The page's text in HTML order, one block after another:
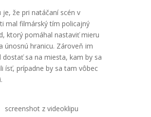
je, že pri natáčaní scén v
mal filmárský tím policajný
ktorý pomáhal nastaviť mieru
únosnú hranicu. Zároveň im
sa na miesta, kam by sa
ísť, prípadne by sa tam vôbec
screenshot z videoklipu